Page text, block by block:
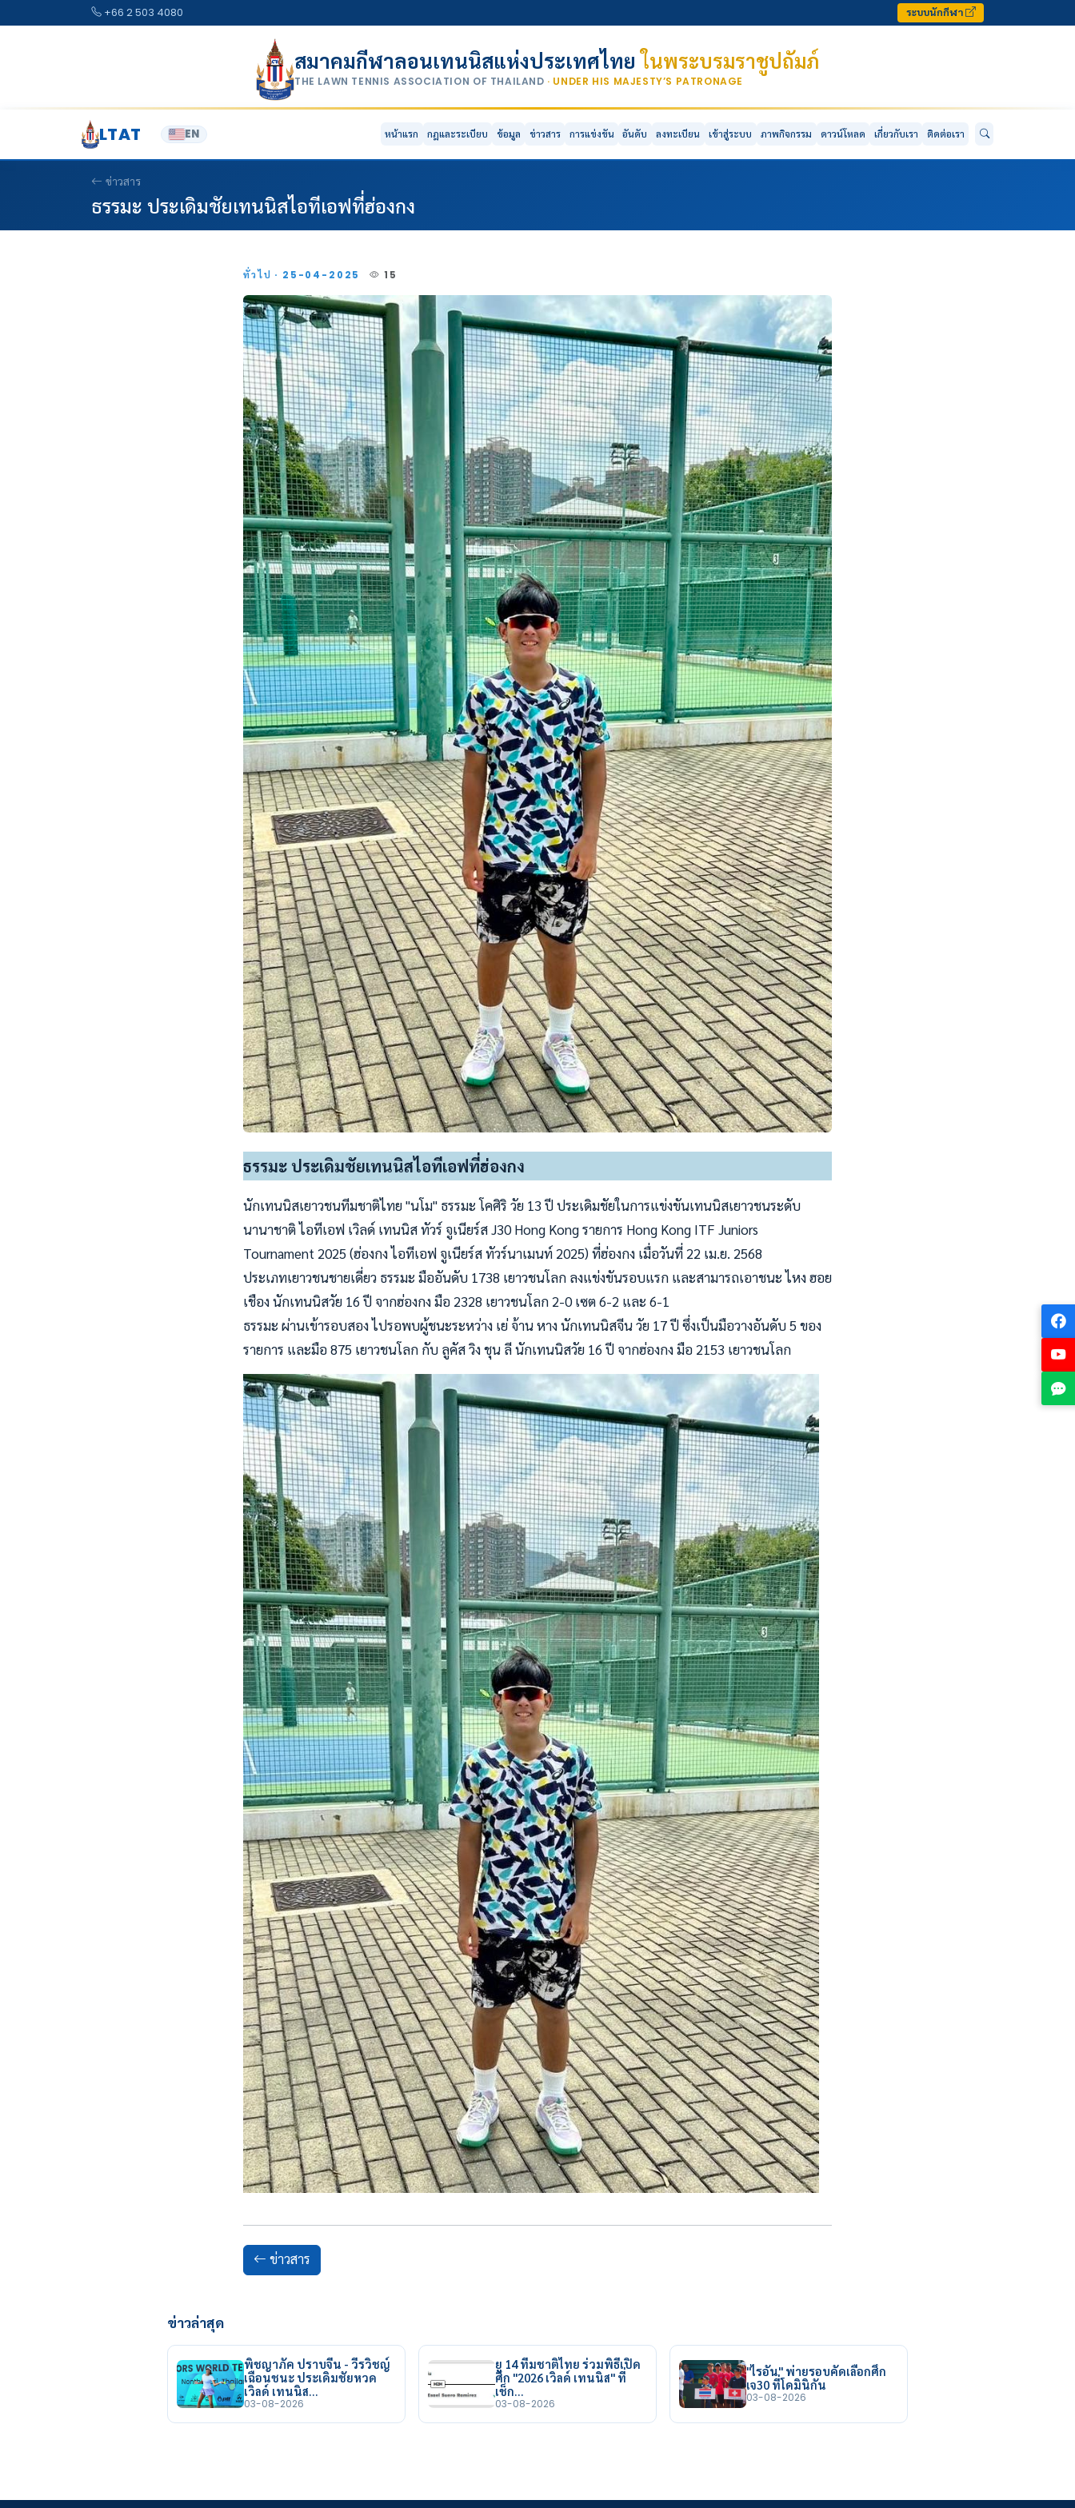
+66 2 503 4080 ระบบนักกีฬา
สมาคมกีฬาลอนเทนนิสแห่งประเทศไทยในพระบรมราชูปถัมภ์
THE LAWN TENNIS ASSOCIATION OF THAILAND · UNDER HIS MAJESTY’S PATRONAGE
LTAT EN หน้าแรก กฎและระเบียบ ข้อมูล ข่าวสาร การแข่งขัน อันดับ ลงทะเบียน เข้าสู่ระบบ ภาพกิจกรรม ดาวน์โหลด เกี่ยวกับเรา ติดต่อเรา
ข่าวสาร
ธรรมะ ประเดิมชัยเทนนิสไอทีเอฟที่ฮ่องกง
ทั่วไป · 25-04-2025 15
ธรรมะ ประเดิมชัยเทนนิสไอทีเอฟที่ฮ่องกง
นักเทนนิสเยาวชนทีมชาติไทย "นโม" ธรรมะ โคศิริ วัย 13 ปี ประเดิมชัยในการแข่งขันเทนนิสเยาวชนระดับ
นานาชาติ ไอทีเอฟ เวิลด์ เทนนิส ทัวร์ จูเนียร์ส J30 Hong Kong รายการ Hong Kong ITF Juniors
Tournament 2025 (ฮ่องกง ไอทีเอฟ จูเนียร์ส ทัวร์นาเมนท์ 2025) ที่ฮ่องกง เมื่อวันที่ 22 เม.ย. 2568
ประเภทเยาวชนชายเดี่ยว ธรรมะ มืออันดับ 1738 เยาวชนโลก ลงแข่งขันรอบแรก และสามารถเอาชนะ ไหง ฮอย
เชือง นักเทนนิสวัย 16 ปี จากฮ่องกง มือ 2328 เยาวชนโลก 2-0 เซต 6-2 และ 6-1
ธรรมะ ผ่านเข้ารอบสอง ไปรอพบผู้ชนะระหว่าง เย่ จ้าน หาง นักเทนนิสจีน วัย 17 ปี ซึ่งเป็นมือวางอันดับ 5 ของ
รายการ และมือ 875 เยาวชนโลก กับ ลูคัส วิง ชุน ลี นักเทนนิสวัย 16 ปี จากฮ่องกง มือ 2153 เยาวชนโลก
ข่าวสาร
ข่าวล่าสุด
พิชญาภัค ปราบจีน - วีรวิชญ์
เฉือนชนะ ประเดิมชัยหวด
เวิลด์ เทนนิส…
03-08-2026
ยู 14 ทีมชาติไทย ร่วมพิธีเปิด
ศึก "2026 เวิลด์ เทนนิส" ที่
เช็ก…
03-08-2026
"ไรอัน" พ่ายรอบคัดเลือกศึก
เจ30 ที่โดมินิกัน
03-08-2026